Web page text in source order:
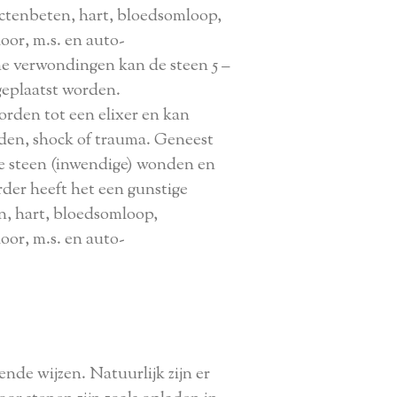
hart, bloedsomloop,
m.s. en auto-
kan de steen 5 –
worden.
tot een elixer en kan
shock of trauma. Geneest
steen (inwendige) wonden en
heeft het een gunstige
hart, bloedsomloop,
m.s. en auto-
wijzen. Natuurlijk zijn er